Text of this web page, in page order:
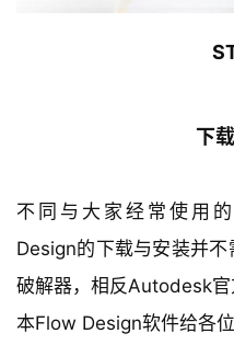
下
不同与大家经常使用
Design的下载与安装并
破解器，相反Autodesk
本Flow Design软件给各